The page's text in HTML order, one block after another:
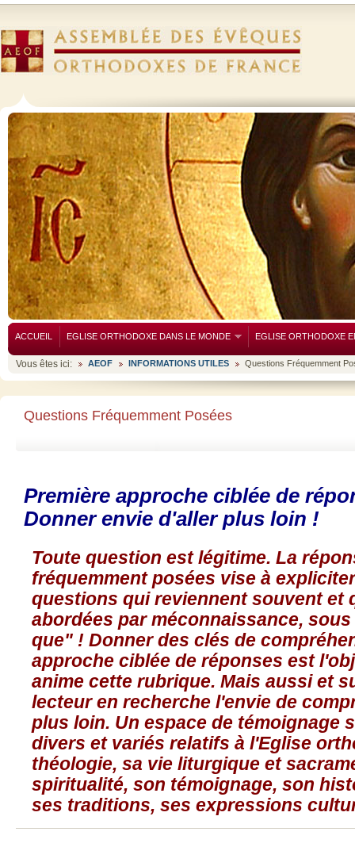
ACCUEIL EGLISE ORTHODOXE DANS LE MONDE EGLISE ORTHODOXE
Vous êtes ici: AEOF INFORMATIONS UTILES Questions Fréquemment
Questions Fréquemment Posées
Première approche ciblée de
Donner envie d'aller plus loin !
Toute question est légitime. La
fréquemment posées vise à
questions qui reviennent souvent et
abordées par méconnaissance,
que" ! Donner des clés de
approche ciblée de réponses est
anime cette rubrique. Mais aussi et
lecteur en recherche l'envie de
plus loin. Un espace de témoignage
divers et variés relatifs à l'Eglise
théologie, sa vie liturgique et
spiritualité, son témoignage, son
ses traditions, ses expressions